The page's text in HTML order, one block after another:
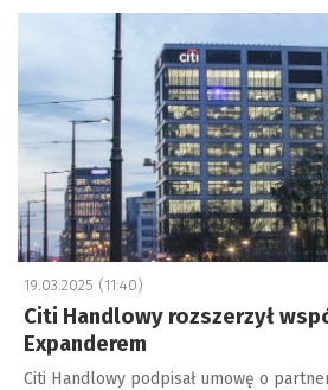
a
19.03.2025 (11:40)
Citi Handlowy rozszerzył
Expanderem
Citi Handlowy podpisał umowę o